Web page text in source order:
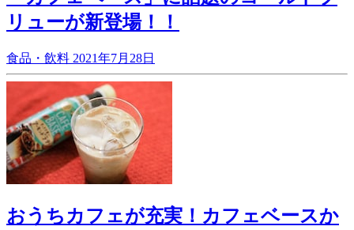
リューが新登場！！
食品・飲料 2021年7月28日
おうちカフェが充実！カフェベースか